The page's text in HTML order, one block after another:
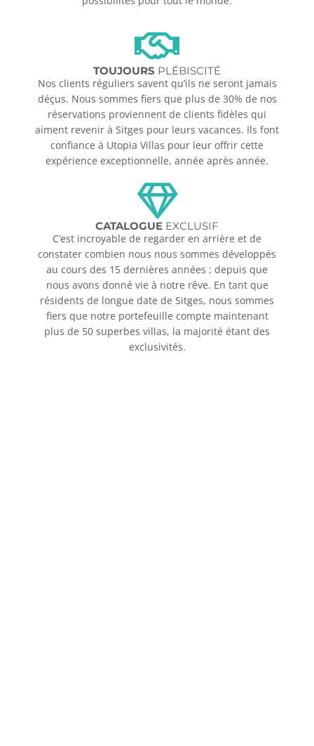
TOUJOURS PLÉBISCITÉ
Nos clients réguliers savent qu’ils ne seront jamais
déçus. Nous sommes fiers que plus de 30% de nos
réservations proviennent de clients fidèles qui
aiment revenir à Sitges pour leurs vacances. Ils font
confiance à Utopia Villas pour leur offrir cette
expérience exceptionnelle, année après année.
CATALOGUE EXCLUSIF
C’est incroyable de regarder en arrière et de
constater combien nous nous sommes développés
au cours des 15 dernières années ; depuis que
nous avons donné vie à notre rêve. En tant que
résidents de longue date de Sitges, nous sommes
fiers que notre portefeuille compte maintenant
plus de 50 superbes villas, la majorité étant des
exclusivités.